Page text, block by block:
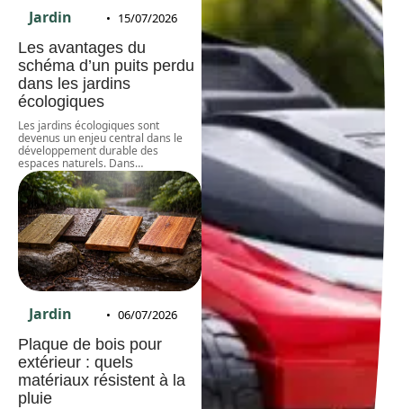
Jardin 15/07/2026
Les avantages du
schéma d’un puits perdu
dans les jardins
écologiques
Les jardins écologiques sont
devenus un enjeu central dans le
développement durable des
espaces naturels. Dans…
Jardin 06/07/2026
Plaque de bois pour
extérieur : quels
matériaux résistent à la
pluie